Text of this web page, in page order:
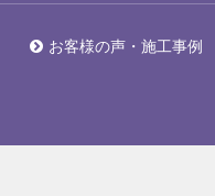
お客様の声・施工事例